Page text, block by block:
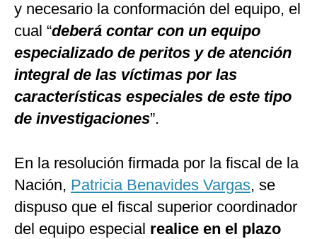
y necesario la conformación del equipo, el
cual “deberá contar con un equipo
especializado de peritos y de atención
integral de las víctimas por las
características especiales de este tipo
de investigaciones”.
En la resolución firmada por la fiscal de la
Nación, Patricia Benavides Vargas, se
dispuso que el fiscal superior coordinador
del equipo especial realice en el plazo